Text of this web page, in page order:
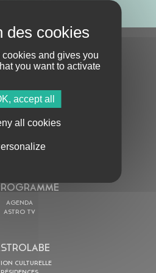
LA NEWSLETTER
la Politique de confidentialité
AGENDA
ASTRO TV
CULTURELLE
and gives you
you want to activate
accept all
all cookies